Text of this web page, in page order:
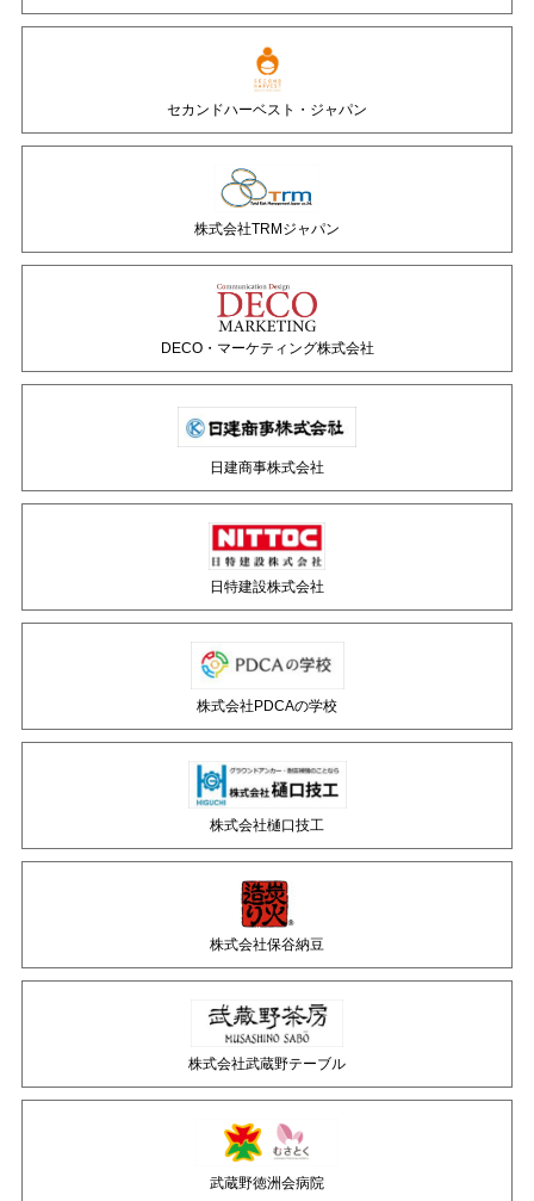
セカンドハーベスト・ジャパン
株式会社TRMジャパン
DECO・マーケティング株式会社
日建商事株式会社
日特建設株式会社
株式会社PDCAの学校
株式会社樋口技工
株式会社保谷納豆
株式会社武蔵野テーブル
武蔵野徳洲会病院